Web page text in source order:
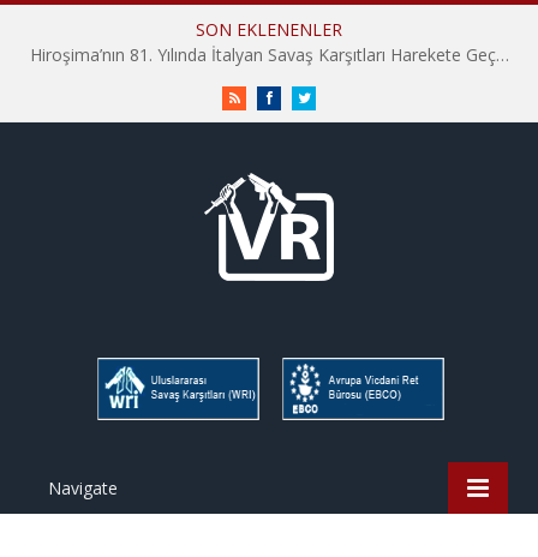
SON EKLENENLER
Hiroşima’nın 81. Yılında İtalyan Savaş Karşıtları Harekete Geçti: “Hatırlamak yeterli değil”
RSS FacebookTwitter
Navigate